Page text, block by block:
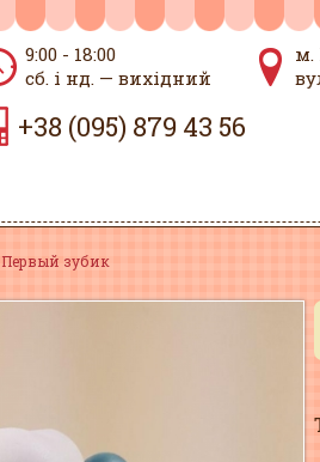
9:00 - 18:00
сб. і нд. — вихідний
м.
+38 (095) 879 43 56
Первый зубик